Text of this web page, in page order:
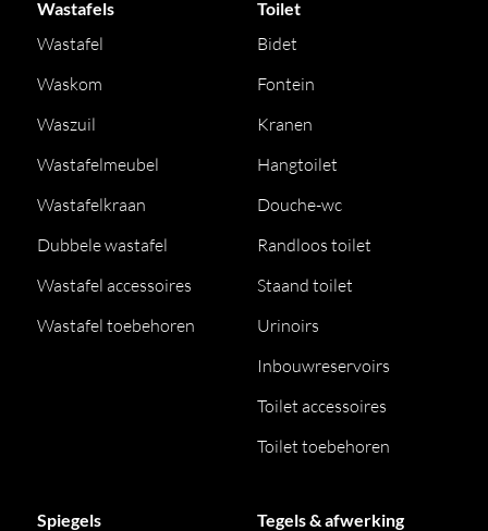
Wastafels
Wastafel
Waskom
Waszuil
Wastafelmeubel
Wastafelkraan
Dubbele wastafel
Wastafel accessoires
Wastafel toebehoren
Toilet
Bidet
Fontein
Kranen
Hangtoilet
Douche-wc
Randloos toilet
Staand toilet
Urinoirs
Inbouwreservoirs
Toilet accessoires
Toilet toebehoren
Spiegels Tegels & afwerking